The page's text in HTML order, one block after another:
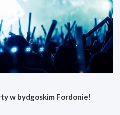
w bydgoskim Fordonie!